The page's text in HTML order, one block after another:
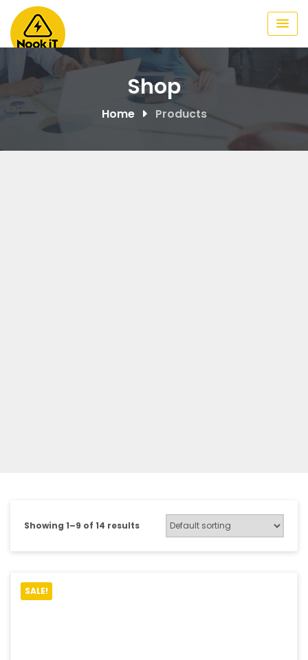
Skip
to
content
Shop
Home Products
Showing 1–9 of 14 results
SALE!